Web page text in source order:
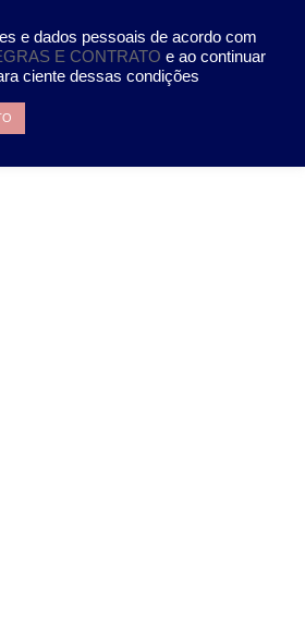
e dados pessoais de acordo com
E CONTRATO e ao continuar
ciente dessas condições